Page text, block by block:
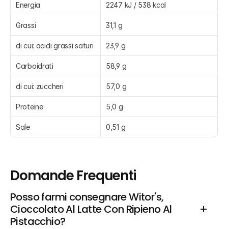
Energia 2247 kJ / 538 kcal
Grassi 31,1 g
di cui: acidi grassi saturi 23,9 g
Carboidrati 58,9 g
di cui: zuccheri 57,0 g
Proteine 5,0 g
Sale 0,51 g
Domande Frequenti
Posso farmi consegnare Witor's,
Cioccolato Al Latte Con Ripieno Al
Pistacchio?